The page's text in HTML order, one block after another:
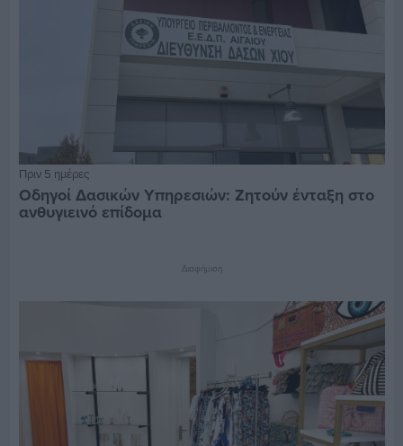
Πριν 5 ημέρες
Οδηγοί Δασικών Υπηρεσιών: Ζητούν ένταξη στο
ανθυγιεινό επίδομα
Διαφήμιση